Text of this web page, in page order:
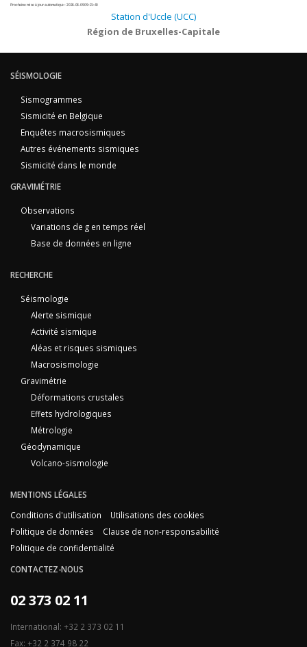
Prochaine mise à jour automatique :2026-08-09 09:21:40
Station d'Uccle (UCC)
Région de Bruxelles-Capitale
SÉISMOLOGIE
Sismogrammes
Sismicité en Belgique
Enquêtes macrosismiques
Autres événements sismiques
Sismicité dans le monde
GRAVIMÉTRIE
Observations
Variations de g en temps réel
Base de données en ligne
RECHERCHE
Séismologie
Alerte sismique
Activité sismique
Aléas et risques sismiques
Macrosismologie
Gravimétrie
Déformations crustales
Effets hydrologiques
Métrologie
Géodynamique
Volcano-sismologie
MENTIONS LÉGALES
Conditions d'utilisation
Utilisations des cookies
Politique de données
Clause de non-responsabilité
Politique de confidentialité
CONTACTEZ-NOUS
02 373 02 11
International: +32 2 373 02 11
Fax: +32 2 374 98 22